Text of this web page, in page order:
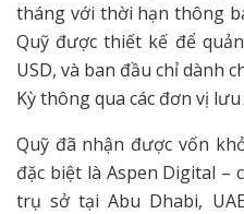
tháng với thời hạn thông
Quỹ được thiết kế để
USD, và ban đầu chỉ dành
Kỳ thông qua các đơn vị
Quỹ đã nhận được vốn
đặc biệt là Aspen Digital –
trụ sở tại Abu Dhabi,